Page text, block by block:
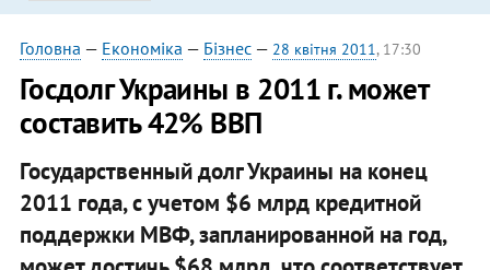
Головна — Економіка — Бізнес— 28 квітня 2011, 17:30
​Госдолг Украины в 2011 г. может
составить 42% ВВП
Государственный долг Украины на конец
2011 года, с учетом $6 млрд кредитной
поддержки МВФ, запланированной на год,